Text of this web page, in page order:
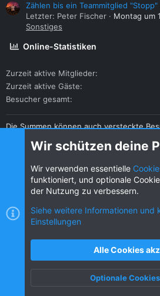
Zählen bis ein Teammitglied "Stopp"
Letzter: Peter Fischer
Montag um
Sonstiges
Online-Statistiken
Zurzeit aktive Mitglieder
Zurzeit aktive Gäste
Besucher gesamt
Die Summen können auch versteckte
Diese Seite
Nutzungsbedingungen
S
Wir schützen deine
Wir verwenden essentielle
funktioniert, und optionale
der Nutzung zu verbessern.
Siehe weitere Informationen und
Einstellungen
Alle Cookies
Optionale